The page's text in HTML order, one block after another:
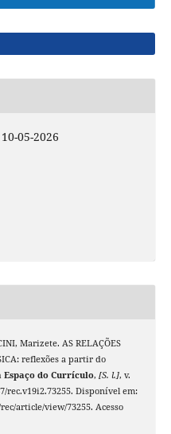
05-2026
Marizete. AS RELAÇÕES
reflexões a partir do
Espaço do Currículo, [S. l.], v.
rec.v19i2.73255. Disponível em:
article/view/73255. Acesso